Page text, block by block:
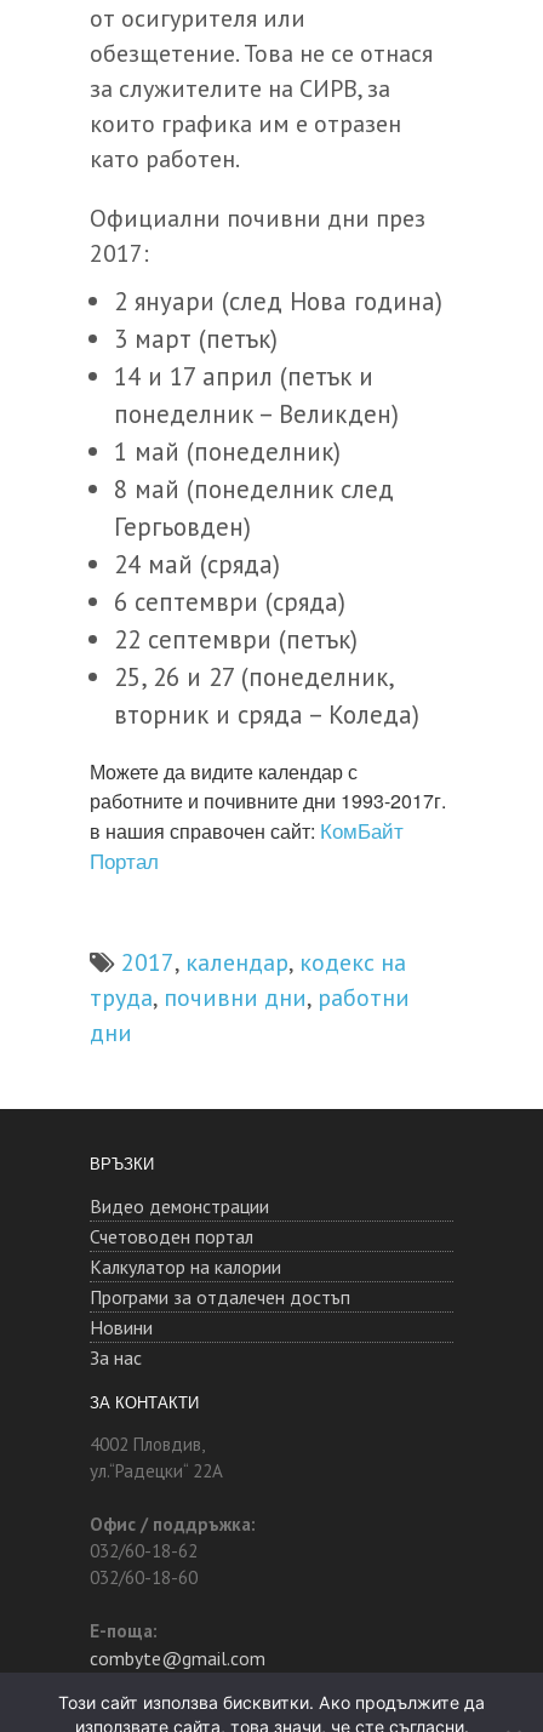
от осигурителя или
обезщетение. Това не се отнася
за служителите на СИРВ, за
които графика им е отразен
като работен.
Официални почивни дни през
2017:
2 януари (след Нова година)
3 март (петък)
14 и 17 април (петък и
понеделник – Великден)
1 май (понеделник)
8 май (понеделник след
Гергьовден)
24 май (сряда)
6 септември (сряда)
22 септември (петък)
25, 26 и 27 (понеделник,
вторник и сряда – Коледа)
Можете да видите календар с
работните и почивните дни 1993-2017г.
в нашия справочен сайт: КомБайт
Портал
2017, календар, кодекс на
труда, почивни дни, работни
дни
ВРЪЗКИ
Видео демонстрации
Счетоводен портал
Калкулатор на калории
Програми за отдалечен достъп
Новини
За нас
ЗА КОНТАКТИ
4002 Пловдив,
ул.“Радецки“ 22А
Офис / поддръжка:
032/60-18-62
032/60-18-60
Е-поща:
combyte@gmail.com
Този сайт използва бисквитки. Ако продължите да
използвате сайта, това значи, че сте съгласни.